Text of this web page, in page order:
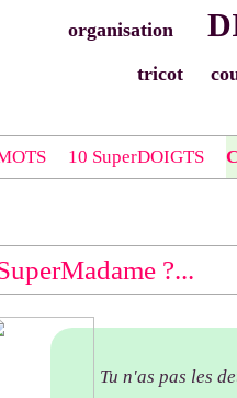
organisation
tricot
10 SuperDOIGTS
envoyer !
?...
Tu n'as pas les